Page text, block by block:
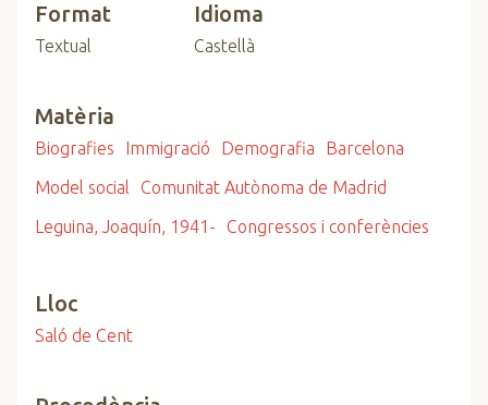
Format
Textual
Idioma
Castellà
Matèria
Biografies Immigració Demografia
Barcelona
Model social
Comunitat Autònoma de Madrid
Leguina, Joaquín, 1941-
Congressos i conferències
Lloc
Saló de Cent